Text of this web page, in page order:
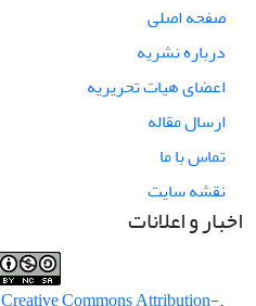
صفحه اصلی
درباره نشریه
اعضای هیات تحریریه
ارسال مقاله
تماس با ما
نقشه سایت
اخبار و اعلانات